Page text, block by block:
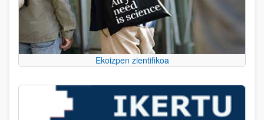
Ekoizpen zientifikoa